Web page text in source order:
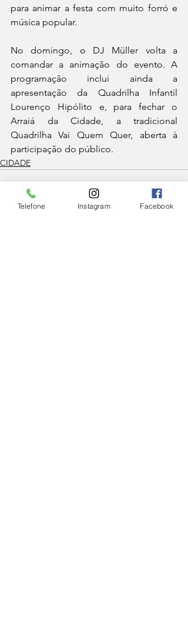
para animar a festa com muito forró e
música popular.
No domingo, o DJ Müller volta a
comandar a animação do evento. A
programação inclui ainda a
apresentação da Quadrilha Infantil
Lourenço Hipólito e, para fechar o
Arraiá da Cidade, a tradicional
Quadrilha Vai Quem Quer, aberta à
participação do público.
CIDADE
Telefone Instagram Facebook